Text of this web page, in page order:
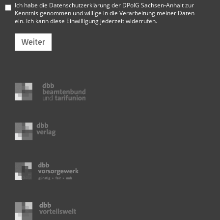
Ich habe die Datenschutzerklärung der DPolG Sachsen-Anhaltzur
Kenntnis genommen und willige in die Verarbeitung meiner Daten
ein. Ich kann diese Einwilligung jederzeit widerrufen.
Weiter